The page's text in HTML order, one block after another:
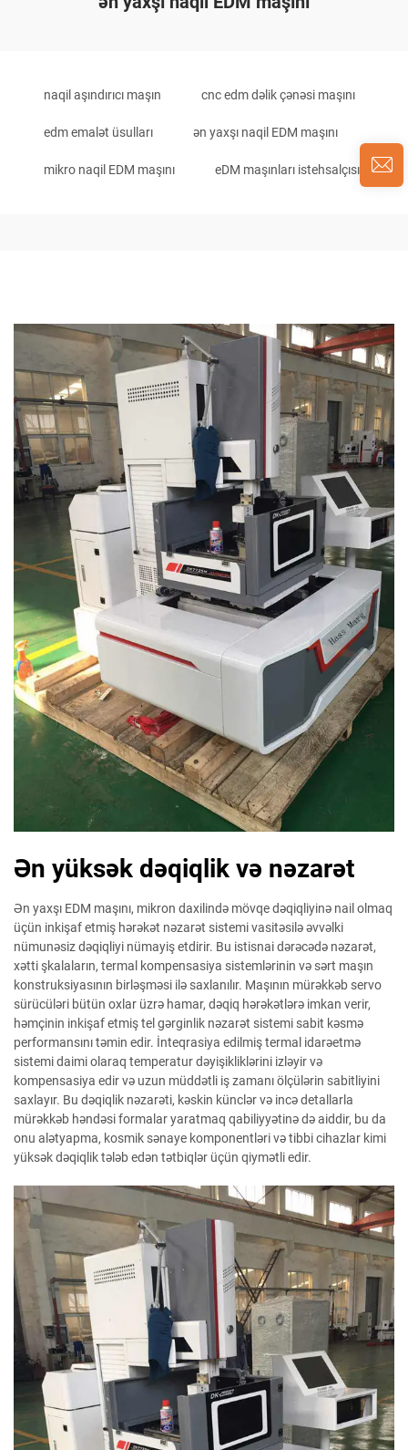
naqil aşındırıcı maşın cnc edm dəlik çənəsi maşını
edm emalət üsulları ən yaxşı naqil EDM maşını
mikro naqil EDM maşını eDM maşınları istehsalçısı
Ən yüksək dəqiqlik və nəzarət
Ən yaxşı EDM maşını, mikron daxilində mövqe dəqiqliyinə nail olmaq
üçün inkişaf etmiş hərəkət nəzarət sistemi vasitəsilə əvvəlki
nümunəsiz dəqiqliyi nümayiş etdirir. Bu istisnai dərəcədə nəzarət,
xətti şkalaların, termal kompensasiya sistemlərinin və sərt maşın
konstruksiyasının birləşməsi ilə saxlanılır. Maşının mürəkkəb servo
sürücüləri bütün oxlar üzrə hamar, dəqiq hərəkətlərə imkan verir,
həmçinin inkişaf etmiş tel gərginlik nəzarət sistemi sabit kəsmə
performansını təmin edir. İnteqrasiya edilmiş termal idarəetmə
sistemi daimi olaraq temperatur dəyişikliklərini izləyir və
kompensasiya edir və uzun müddətli iş zamanı ölçülərin sabitliyini
saxlayır. Bu dəqiqlik nəzarəti, kəskin künclər və incə detallarla
mürəkkəb həndəsi formalar yaratmaq qabiliyyətinə də aiddir, bu da
onu alətyapma, kosmik sənaye komponentləri və tibbi cihazlar kimi
yüksək dəqiqlik tələb edən tətbiqlər üçün qiymətli edir.